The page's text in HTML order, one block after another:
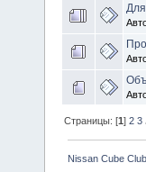
Страницы: [1]2 3
Nissan Cube Club